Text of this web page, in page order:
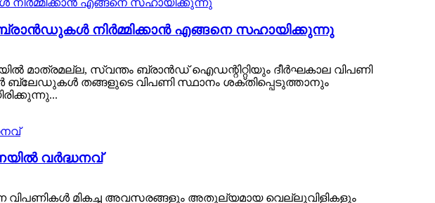
നിർമ്മിക്കാൻ എങ്ങനെ സഹായിക്കുന്നു
മാത്രമല്ല, സ്വന്തം ബ്രാൻഡ് ഐഡന്റിറ്റിയും ദീർഘകാല വിപണി
ബ്ലേഡുകൾ തങ്ങളുടെ വിപണി സ്ഥാനം ശക്തിപ്പെടുത്താനും
വർദ്ധനവ്
വിപണികൾ മികച്ച അവസരങ്ങളും അതുല്യമായ വെല്ലുവിളികളും